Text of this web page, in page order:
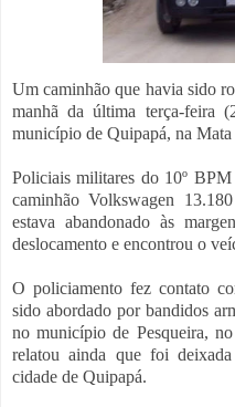
Um caminhão que havia sido
manhã da última terça-feira
município de Quipapá, na
Policiais militares do 10º
caminhão Volkswagen
estava abandonado às
deslocamento e encontrou o
O policiamento fez contato
sido abordado por bandidos
no município de Pesqueira,
relatou ainda que foi
cidade de Quipapá.